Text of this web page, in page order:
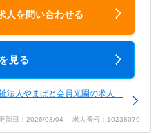
人を問い合わせる
見る
法人やまばと会員光園の求人一
新日：2026/03/04 求人番号：10238079